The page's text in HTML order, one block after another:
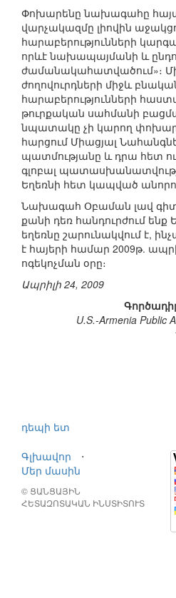
Փոխարենը նախագահը
վարչակազմը լիովին
հարաբերությունների
որևէ նախապայմանի և
ժամանակահատվածում»։
ժողովուրդների միջև
հարաբերությունների
թուրքական սահմանի
նպատակը չի կարող
հարցում Միացյալ
պատմությանը և դրա հետ
գլոբալ
Եղեռնի հետ կապված
Նախագահ Օբաման լավ
քանի դեռ հանդուրժում ենք
եղեռնը շարունակվում է,
է հայերի համար 2009թ.
ոգեկոչման օրը։
Ապրիլի 24, 2009
U.S.-Armenia Public
դեպի ետ
Գլխավոր
⋅
Մեր մասին
© ՑԱՆՑԱՅԻՆ
ՀԵՏԱԶՈՏԱԿԱՆ ԻՆՍՏԻՏՈՒՏ